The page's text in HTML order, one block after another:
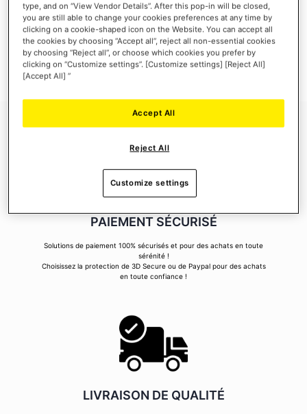
Créer un compte a de nombreux avantages : commander plus rapidement, enregistrer
plusieurs adresses, suivre vos commandes et plus encore.
CRÉER UN COMPTE
PAIEMENT SÉCURISÉ
Solutions de paiement 100% sécurisés et pour des achats en toute
sérénité !
Choisissez la protection de 3D Secure ou de Paypal pour des achats
en toute confiance !
LIVRAISON DE QUALITÉ
type, and on “View Vendor Details”. After this pop-in will be closed,
you are still able to change your cookies preferences at any time by
clicking on a cookie-shaped icon on the Website. You can accept all
the cookies by choosing “Accept all”, reject all non-essential cookies
by choosing “Reject all”, or choose which cookies you prefer by
clicking on “Customize settings”. [Customize settings] [Reject All]
[Accept All] ”
Reject All
Accept All
Customize settings